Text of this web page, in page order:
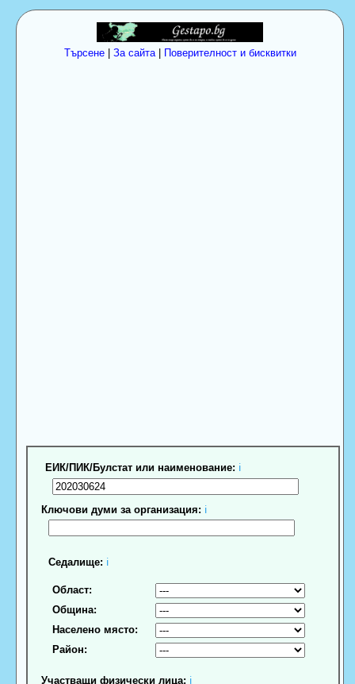
Търсене| За сайта| Поверителност и бисквитки
ЕИК/ПИК/Булстат или наименование: ℹ
Ключови думи за организация: ℹ
Седалище: ℹ
Област:
Община:
Населено място:
Район:
Участващи физически лица: ℹ